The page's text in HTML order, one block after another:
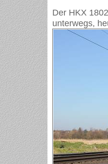
Der HKX
unterwegs,